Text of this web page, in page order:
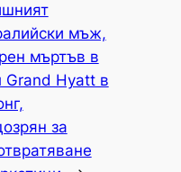
мъж,
мъртъв в
Grand Hyatt в
за